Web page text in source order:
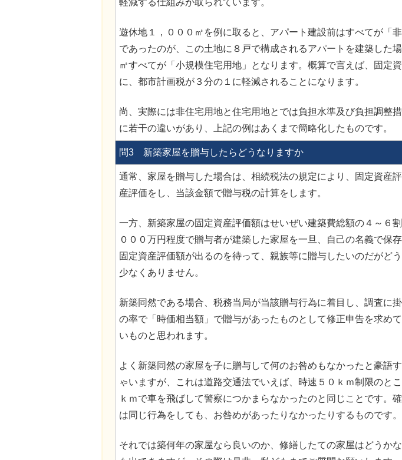
軽減する仕組みが取られています。
遊休地１，０００㎡を例に取ると、アパート建設前はすべてが「
であったのが、この土地に８戸で構成されるアパートを建築した
㎡すべてが「小規模住宅用地」となります。概算で言えば、固定資
に、都市計画税が３分の１に軽減されることになります。
尚、実際には非住宅用地と住宅用地とでは負担水準及び負担調整
に若干の違いがあり、上記の例はあくまで簡略化したものです。
問3 新築家屋を贈与したらどうなりますか
通常、家屋を贈与した場合は、相続税法の規定により、固定資産
産評価をし、当該金額で贈与税の計算をします。
一方、新築家屋の固定資産評価額はせいぜい建築費総額の４～６
０００万円程度で贈与者が建築した家屋を一旦、自己の名義で保
固定資産評価額が出るのを待って、親族等に贈与したいのだがど
少なくありません。
新築同然である場合、税務当局が当該贈与行為に着目し、調査に
の率で「時価相当額」で贈与があったものとして修正申告を求め
いものと思われます。
よく新築同然の家屋を子に贈与して何のお咎めもなかったと豪語
ゃいますが、これは道路交通法でいえば、時速５０ｋｍ制限のと
ｋｍで車を飛ばして警察につかまらなかったのと同じことです。
は同じ行為をしても、お咎めがあったりなかったりするものです。
それでは築何年の家屋なら良いのか、修繕したての家屋はどうか